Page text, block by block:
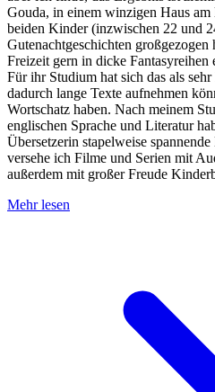
Gouda, in einem winzigen Haus
beiden Kinder (inzwischen 22 und
Gutenachtgeschichten
Freizeit gern in dicke Fantasyreihen
Für ihr Studium hat sich das als
dadurch lange Texte aufnehmen
Wortschatz haben. Nach meinem
englischen Sprache und Literatur
Übersetzerin stapelweise
versehe ich Filme und Serien mit
außerdem mit großer Freude
Mehr lesen